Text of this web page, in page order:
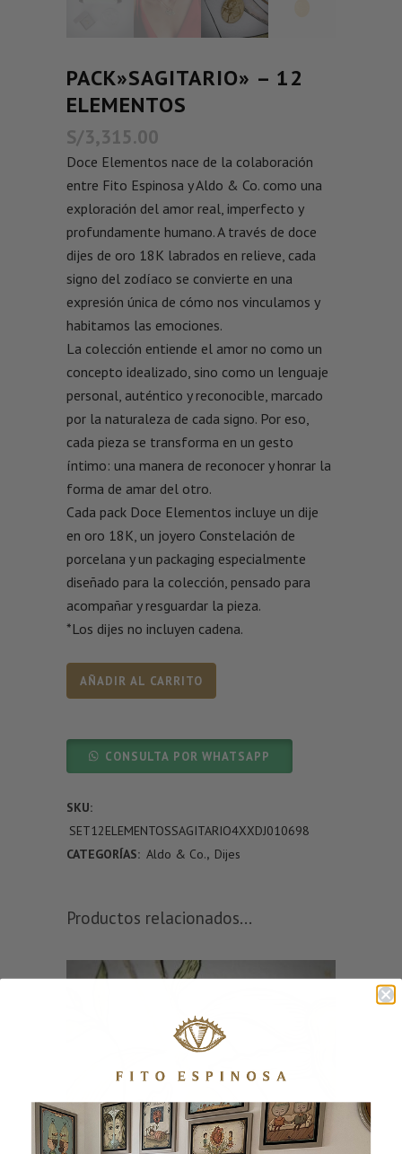
PACK»SAGITARIO» – 12
ELEMENTOS
S/3,315.00
Doce Elementos nace de la colaboración
entre Fito Espinosa y Aldo & Co. como una
exploración del amor real, imperfecto y
profundamente humano. A través de doce
dijes de oro 18K labrados en relieve, cada
signo del zodíaco se convierte en una
expresión única de cómo nos vinculamos y
habitamos las emociones.
La colección entiende el amor no como un
concepto idealizado, sino como un lenguaje
personal, auténtico y reconocible, marcado
por la naturaleza de cada signo. Por eso,
cada pieza se transforma en un gesto
íntimo: una manera de reconocer y honrar la
forma de amar del otro.
Cada pack Doce Elementos incluye un dije
en oro 18K, un joyero Constelación de
porcelana y un packaging especialmente
diseñado para la colección, pensado para
acompañar y resguardar la pieza.
*Los dijes no incluyen cadena.
AÑADIR AL CARRITO
CONSULTA POR WHATSAPP
SKU:
SET12ELEMENTOSSAGITARIO4XXDJ010698
CATEGORÍAS: Aldo & Co., Dijes
Productos relacionados...